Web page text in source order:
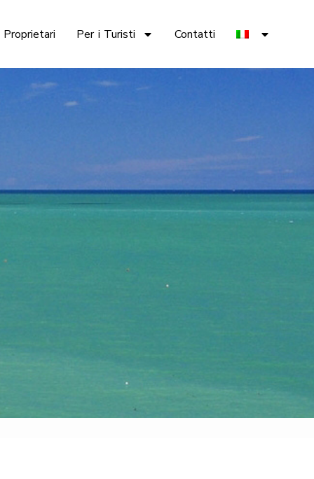
Per i Turisti Contatti